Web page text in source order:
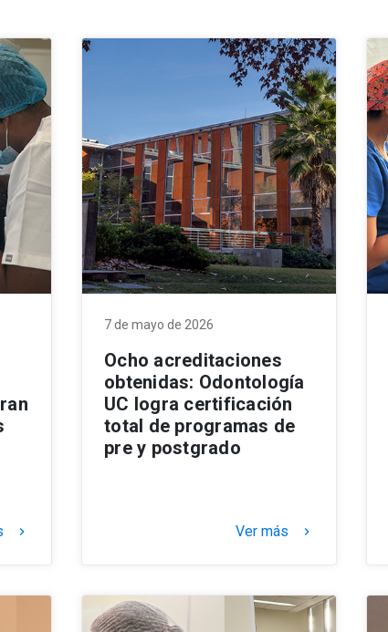
keyboard_arrow_right
7 de mayo de 2026
Ocho acreditaciones
obtenidas: Odontología
UC logra certificación
total de programas de
pre y postgrado
Ver más keyboard_arrow_right